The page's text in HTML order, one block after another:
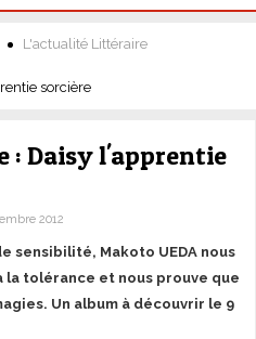
L'actualité Littéraire
sorcière
: Daisy l'apprentie
2012
sensibilité, Makoto UEDA nous
la tolérance et nous prouve que
Un album à découvrir le 9